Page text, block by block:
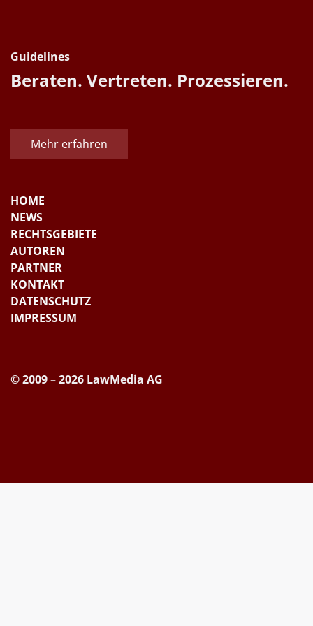
Guidelines
Beraten. Vertreten. Prozessieren.
Mehr erfahren
HOME
NEWS
RECHTSGEBIETE
AUTOREN
PARTNER
KONTAKT
DATENSCHUTZ
IMPRESSUM
© 2009 – 2026 LawMedia AG